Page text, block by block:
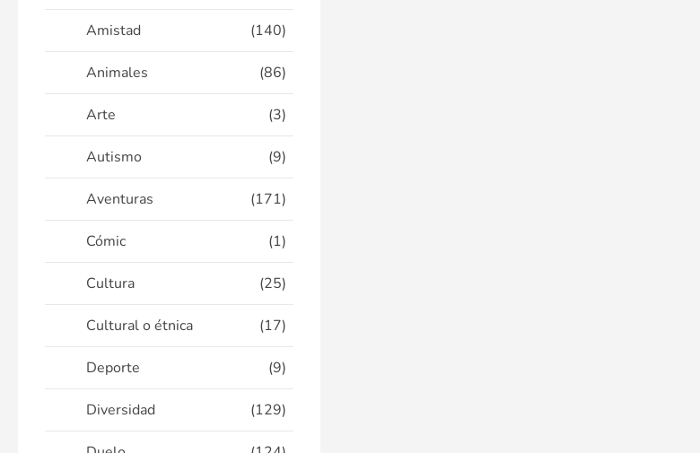
Amistad (140)
Animales (86)
Arte (3)
Autismo (9)
Aventuras (171)
Cómic (1)
Cultura (25)
Cultural o étnica (17)
Deporte (9)
Diversidad (129)